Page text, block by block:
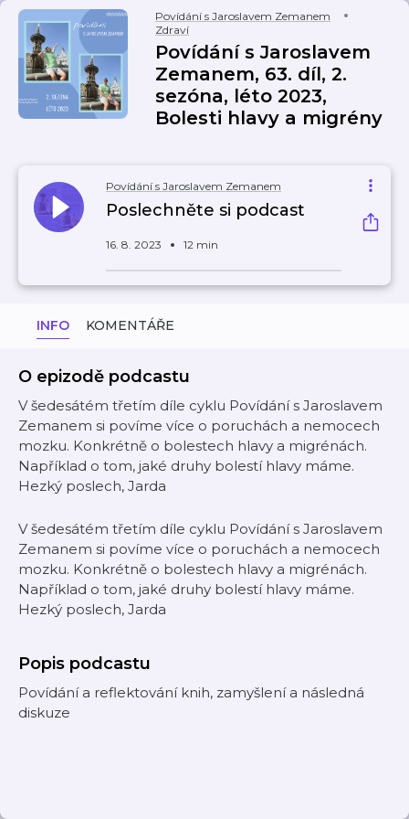
Povídání s Jaroslavem Zemanem
Zdraví
Povídání s Jaroslavem
Zemanem, 63. díl, 2.
sezóna, léto 2023,
Bolesti hlavy a migrény
Povídání s Jaroslavem Zemanem
Poslechněte si podcast
16. 8. 2023 12 min
INFO KOMENTÁŘE
O epizodě podcastu
V šedesátém třetím díle cyklu Povídání s Jaroslavem
Zemanem si povíme více o poruchách a nemocech
mozku. Konkrétně o bolestech hlavy a migrénách.
Například o tom, jaké druhy bolestí hlavy máme.
Hezký poslech, Jarda
V šedesátém třetím díle cyklu Povídání s Jaroslavem
Zemanem si povíme více o poruchách a nemocech
mozku. Konkrétně o bolestech hlavy a migrénách.
Například o tom, jaké druhy bolestí hlavy máme.
Hezký poslech, Jarda
Popis podcastu
Povídání a reflektování knih, zamyšlení a následná
diskuze